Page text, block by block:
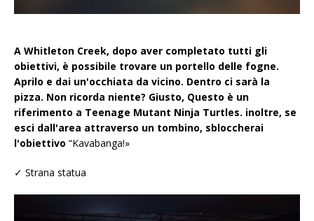
A Whitleton Creek, dopo aver completato tutti gli
obiettivi, è possibile trovare un portello delle fogne.
Aprilo e dai un'occhiata da vicino. Dentro ci sarà la
pizza. Non ricorda niente? Giusto, Questo è un
riferimento a Teenage Mutant Ninja Turtles. inoltre, se
esci dall'area attraverso un tombino, sbloccherai
l'obiettivo “Kavabanga!»
✓ Strana statua